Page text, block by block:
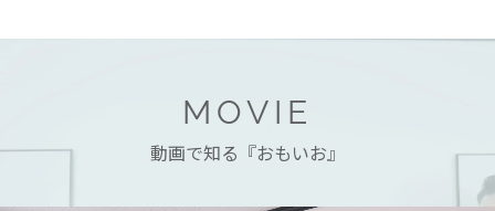
MOVIE
動画で知る『おもいお』